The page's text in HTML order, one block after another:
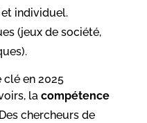
individuel.
(jeux de société,
clé en 2025
la compétence
chercheurs de